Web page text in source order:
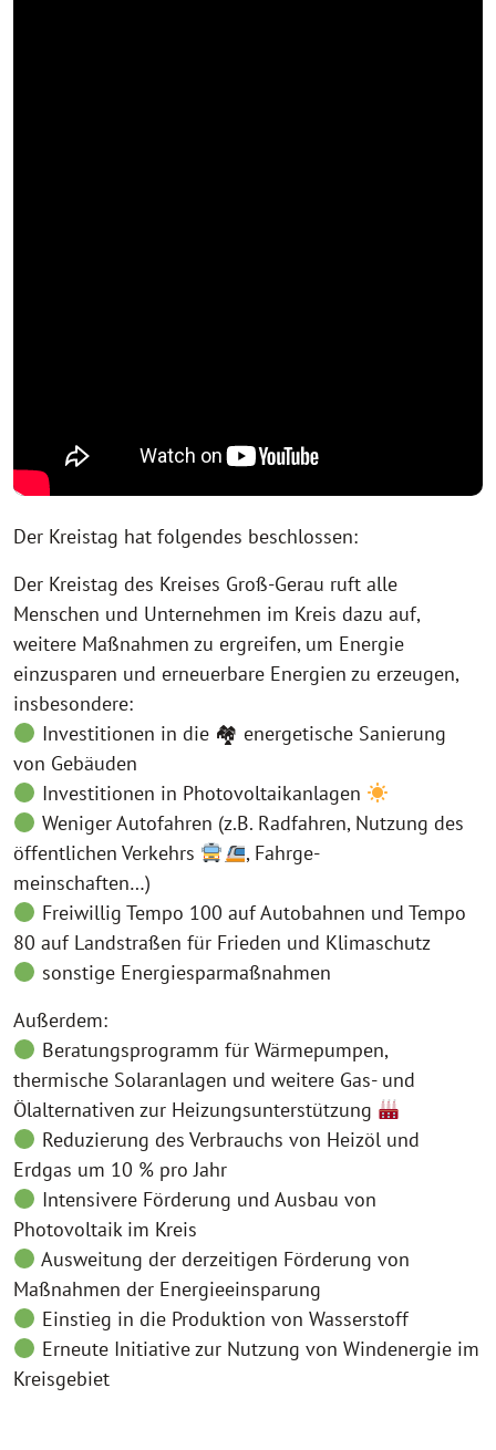
Der Kreistag hat folgendes beschlossen:
Der Kreistag des Kreises Groß-Gerau ruft alle
Menschen und Unternehmen im Kreis dazu auf,
weitere Maßnahmen zu ergreifen, um Energie
einzusparen und erneuerbare Energien zu erzeugen,
insbesondere:
Investitionen in die 🏘 energetische Sanierung
von Gebäuden
Investitionen in Photovoltaikanlagen
Weniger Autofahren (z.B. Radfahren, Nutzung des
öffentlichen Verkehrs
, Fahrge-
meinschaften…)
Freiwillig Tempo 100 auf Autobahnen und Tempo
80 auf Landstraßen für Frieden und Klimaschutz
sonstige Energiesparmaßnahmen
Außerdem:
Beratungsprogramm für Wärmepumpen,
thermische Solaranlagen und weitere Gas- und
Ölalternativen zur Heizungsunterstützung
Reduzierung des Verbrauchs von Heizöl und
Erdgas um 10 % pro Jahr
Intensivere Förderung und Ausbau von
Photovoltaik im Kreis
Ausweitung der derzeitigen Förderung von
Maßnahmen der Energieeinsparung
Einstieg in die Produktion von Wasserstoff
Erneute Initiative zur Nutzung von Windenergie im
Kreisgebiet